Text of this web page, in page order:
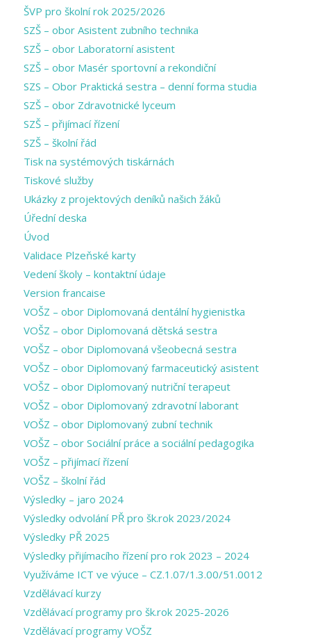
ŠVP pro školní rok 2025/2026
SZŠ – obor Asistent zubního technika
SZŠ – obor Laboratorní asistent
SZŠ – obor Masér sportovní a rekondiční
SZS – Obor Praktická sestra – denní forma studia
SZŠ – obor Zdravotnické lyceum
SZŠ – přijímací řízení
SZŠ – školní řád
Tisk na systémových tiskárnách
Tiskové služby
Ukázky z projektových deníků našich žáků
Úřední deska
Úvod
Validace Plzeňské karty
Vedení školy – kontaktní údaje
Version francaise
VOŠZ – obor Diplomovaná dentální hygienistka
VOŠZ – obor Diplomovaná dětská sestra
VOŠZ – obor Diplomovaná všeobecná sestra
VOŠZ – obor Diplomovaný farmaceutický asistent
VOŠZ – obor Diplomovaný nutriční terapeut
VOŠZ – obor Diplomovaný zdravotní laborant
VOŠZ – obor Diplomovaný zubní technik
VOŠZ – obor Sociální práce a sociální pedagogika
VOŠZ – přijímací řízení
VOŠZ – školní řád
Výsledky – jaro 2024
Výsledky odvolání PŘ pro šk.rok 2023/2024
Výsledky PŘ 2025
Výsledky přijímacího řízení pro rok 2023 – 2024
Využíváme ICT ve výuce – CZ.1.07/1.3.00/51.0012
Vzdělávací kurzy
Vzdělávací programy pro šk.rok 2025-2026
Vzdělávací programy VOŠZ